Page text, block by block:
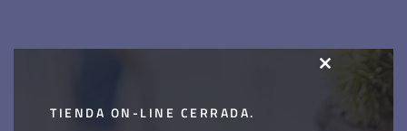
TIENDA ON-LINE CERRADA.